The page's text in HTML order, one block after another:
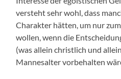
versteht sehr wohl, dass
Charakter hätten, um nur
wollen, wenn die
(was allein christlich und
Mannesalter vorbehalten